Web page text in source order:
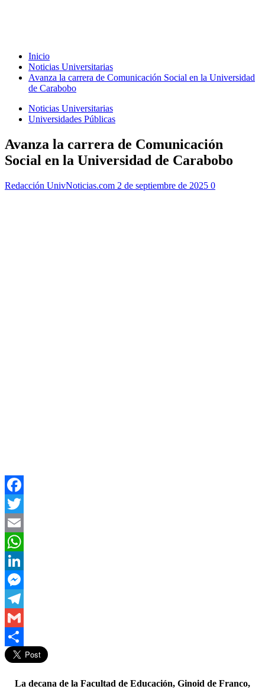
Inicio
Noticias Universitarias
Avanza la carrera de Comunicación Social en la Universidad
de Carabobo
Noticias Universitarias
Universidades Públicas
Avanza la carrera de Comunicación
Social en la Universidad de Carabobo
Redacción UnivNoticias.com 2 de septiembre de 2025 0
Facebook
Twitter
Email
WhatsApp
LinkedIn
Messenger
Telegram
Gmail
Compartir
La decana de la Facultad de Educación, Ginoid de Franco,